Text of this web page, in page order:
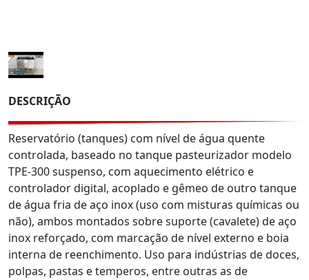
DESCRIÇÃO
Reservatório (tanques) com nível de água quente
controlada, baseado no tanque pasteurizador modelo
TPE-300 suspenso, com aquecimento elétrico e
controlador digital, acoplado e gêmeo de outro tanque
de água fria de aço inox (uso com misturas químicas ou
não), ambos montados sobre suporte (cavalete) de aço
inox reforçado, com marcação de nível externo e boia
interna de reenchimento. Uso para indústrias de doces,
polpas, pastas e temperos, entre outras as de